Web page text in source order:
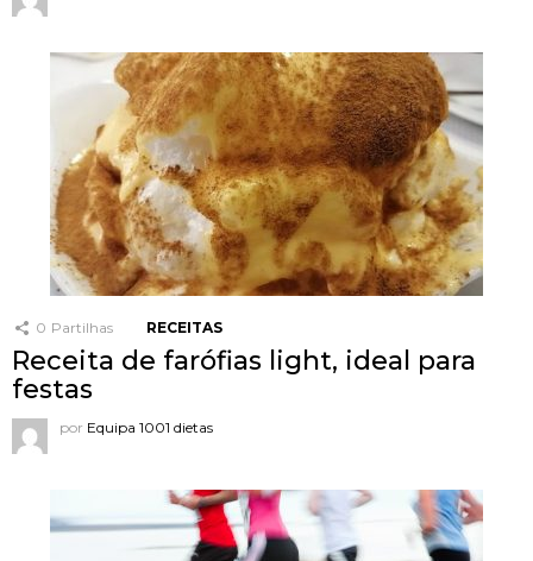
0 Partilhas RECEITAS
Receita de farófias light, ideal para
festas
por Equipa 1001 dietas